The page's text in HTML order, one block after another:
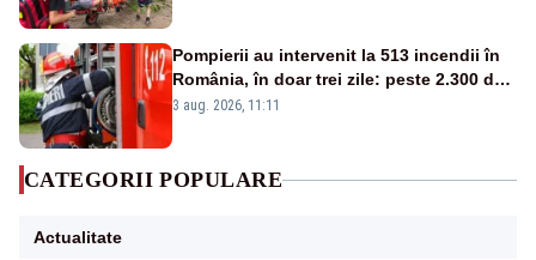
Pompierii au intervenit la 513 incendii în
România, în doar trei zile: peste 2.300 de
hectare de teren au fost afectate
3 aug. 2026, 11:11
CATEGORII POPULARE
Actualitate